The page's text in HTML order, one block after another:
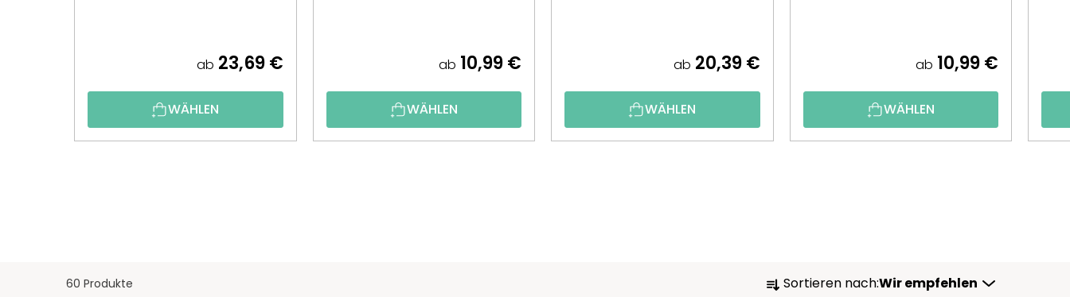
ab 23,69 €
WÄHLEN
ab 10,99 €
WÄHLEN
ab 20,39 €
WÄHLEN
ab 10,99 €
WÄHLEN
60 Produkte
P Sortieren nach:Wir empfehlen